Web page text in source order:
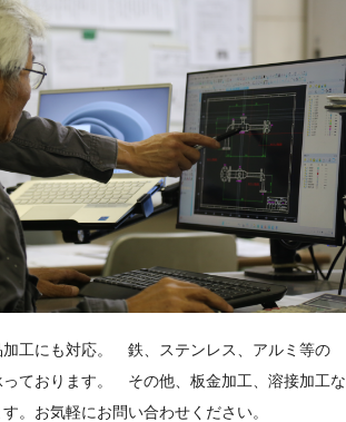
加工にも対応。 鉄、ステンレス、アルミ等の
っております。 その他、板金加工、溶接加工な
。お気軽にお問い合わせください。